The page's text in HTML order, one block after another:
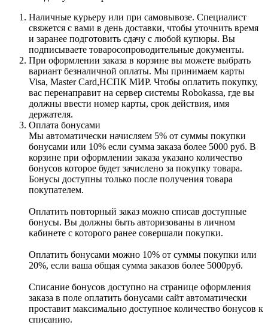
Наличные курьеру или при самовывозе. Специалист
свяжется с вами в день доставки, чтобы уточнить время
и заранее подготовить сдачу с любой купюры. Вы
подписываете товаросопроводительные документы.
При оформлении заказа в корзине вы можете выбрать
вариант безналичной оплаты. Мы принимаем карты
Visa, Master Card,НСПК МИР. Чтобы оплатить покупку,
вас перенаправит на сервер системы Robokassa, где вы
должны ввести номер карты, срок действия, имя
держателя.
Оплата бонусами
Мы автоматически начисляем 5% от суммы покупки
бонусами или 10% если сумма заказа более 5000 руб. В
корзине при оформлении заказа указано количество
бонусов которое будет зачислено за покупку товара.
Бонусы доступны только после получения товара
покупателем.
Оплатить повторный заказ можно списав доступные
бонусы. Вы должны быть авторизованы в личном
кабинете с которого ранее совершали покупки.
Оплатить бонусами можно 10% от суммы покупки или
20%, если ваша общая сумма заказов более 5000руб.
Списание бонусов доступно на странице оформления
заказа в поле оплатить бонусами сайт автоматически
проставит максимально доступное количество бонусов к
списанию.